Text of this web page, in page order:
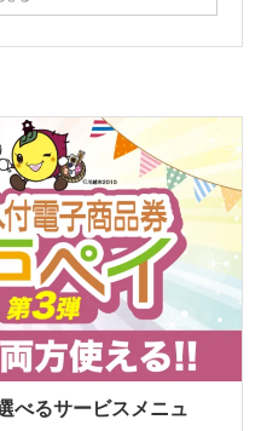
べるサービスメニュ